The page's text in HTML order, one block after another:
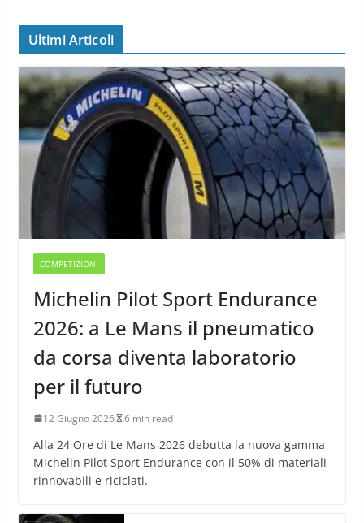
Ultimi Articoli
COMPETIZIONI
Michelin Pilot Sport Endurance
2026: a Le Mans il pneumatico
da corsa diventa laboratorio
per il futuro
12 Giugno 2026 6 min read
Alla 24 Ore di Le Mans 2026 debutta la nuova gamma
Michelin Pilot Sport Endurance con il 50% di materiali
rinnovabili e riciclati.